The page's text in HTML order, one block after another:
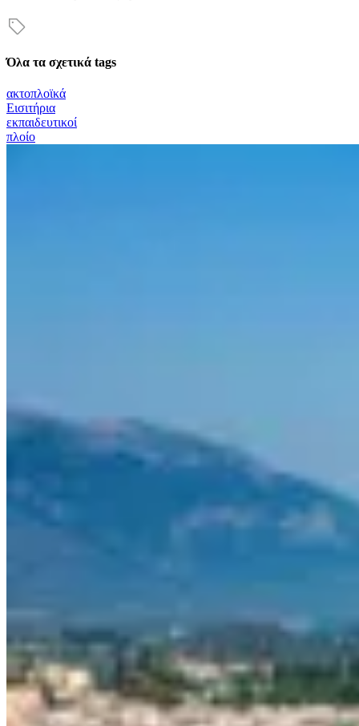
Όλα τα σχετικά tags
ακτοπλοϊκά
Εισιτήρια
εκπαιδευτικοί
πλοίο